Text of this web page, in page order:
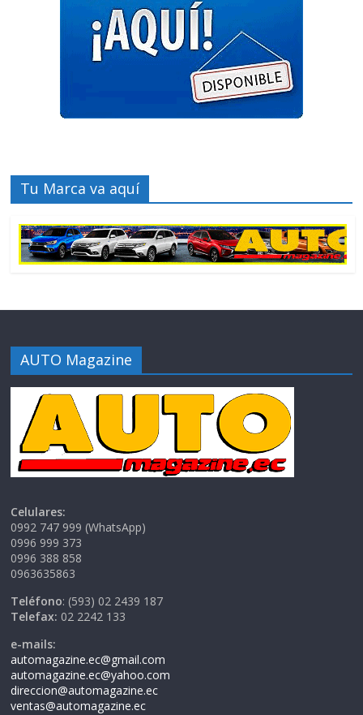
Tu Marca va aquí
AUTO Magazine
Celulares:
0992 747 999 (WhatsApp)
0996 999 373
0996 388 858
0963635863
Teléfono: (593) 02 2439 187
Telefax: 02 2242 133
e-mails:
automagazine.ec@gmail.com
automagazine.ec@yahoo.com
direccion@automagazine.ec
ventas@automagazine.ec